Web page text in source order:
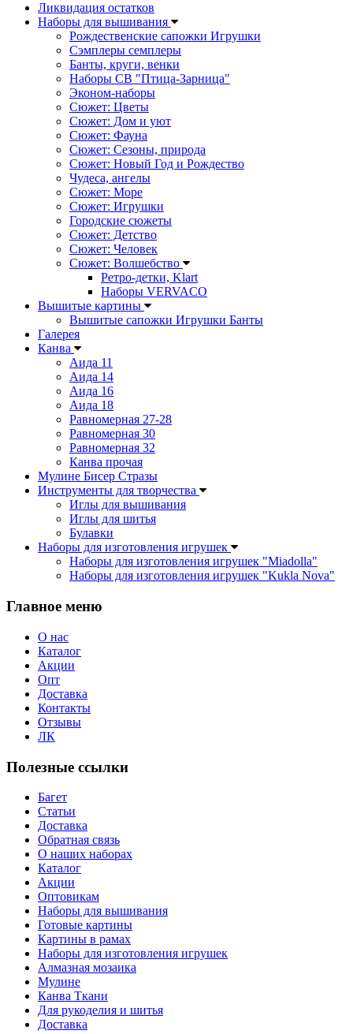
Ликвидация остатков
Наборы для вышивания
Рождественские сапожки Игрушки
Сэмплеры семплеры
Банты, круги, венки
Наборы СВ "Птица-Зарница"
Эконом-наборы
Сюжет: Цветы
Сюжет: Дом и уют
Сюжет: Фауна
Сюжет: Сезоны, природа
Сюжет: Новый Год и Рождество
Чудеса, ангелы
Сюжет: Море
Сюжет: Игрушки
Городские сюжеты
Сюжет: Детство
Сюжет: Человек
Сюжет: Волшебство
Ретро-детки, Klart
Наборы VERVACO
Вышитые картины
Вышитые сапожки Игрушки Банты
Галерея
Канва
Аида 11
Аида 14
Аида 16
Аида 18
Равномерная 27-28
Равномерная 30
Равномерная 32
Канва прочая
Мулине Бисер Стразы
Инструменты для творчества
Иглы для вышивания
Иглы для шитья
Булавки
Наборы для изготовления игрушек
Наборы для изготовления игрушек "Miadolla"
Наборы для изготовления игрушек "Kukla Nova"
Главное меню
О нас
Каталог
Акции
Опт
Доставка
Контакты
Отзывы
ЛК
Полезные ссылки
Багет
Статьи
Доставка
Обратная связь
О наших наборах
Каталог
Акции
Оптовикам
Наборы для вышивания
Готовые картины
Картины в рамах
Наборы для изготовления игрушек
Алмазная мозаика
Мулине
Канва Ткани
Для рукоделия и шитья
Доставка